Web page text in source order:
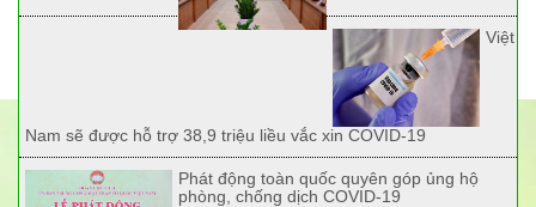
Việt
Nam sẽ được hỗ trợ 38,9 triệu liều vắc xin COVID-19
Phát động toàn quốc quyên góp ủng hộ
phòng, chống dịch COVID-19